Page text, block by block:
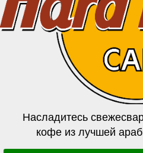
Насладитесь
кофе из лучшей